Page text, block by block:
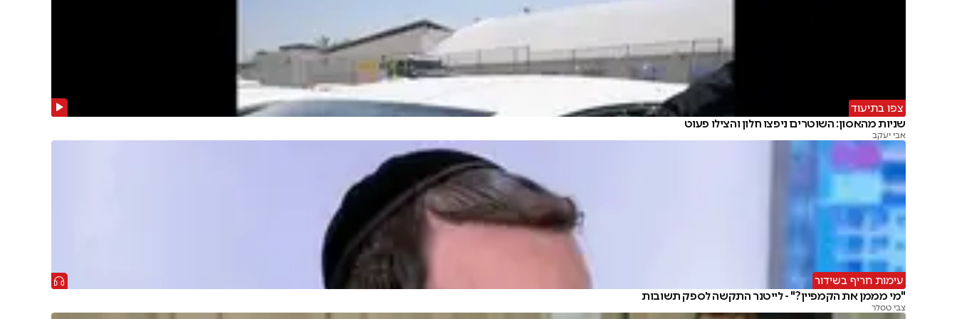
צפו בתיעוד
שניות מהאסון: השוטרים ניפצו חלון והצילו פעוט
אבי יעקב
עימות חריף בשידור
"מי מממן את הקמפיין?" - לייטנר התקשה לספק תשובות
צבי טסלר